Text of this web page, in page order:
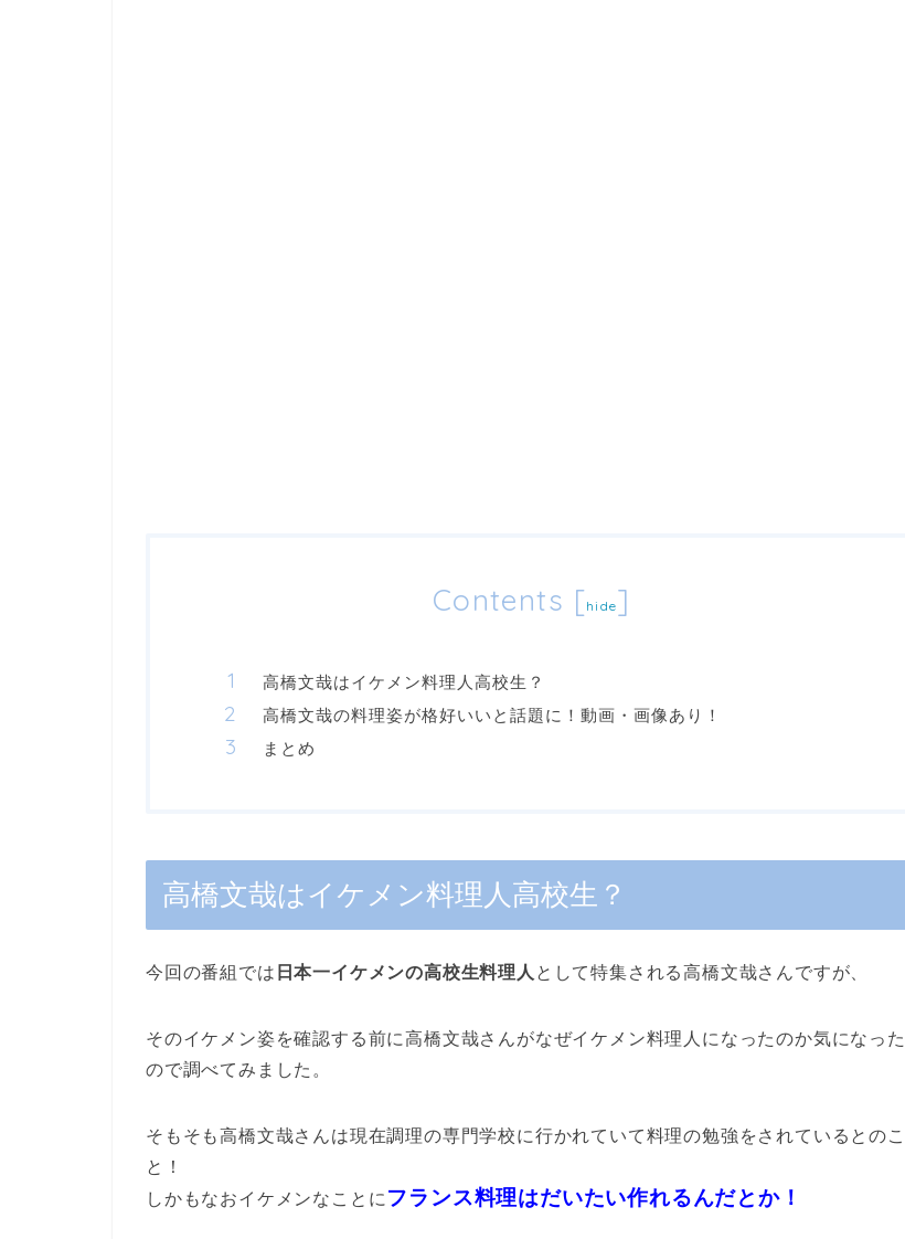
Contents [hide]
高橋文哉はイケメン料理人高校生？
高橋文哉の料理姿が格好いいと話題に！動画・画像あり！
まとめ
高橋文哉はイケメン料理人高校生？
今回の番組では 日本一イケメンの高校生料理人 として特集される高橋文哉さんですが、
そのイケメン姿を確認する前に高橋文哉さんがなぜイケメン料理人になったのか気になった
ので調べてみました。
そもそも高橋文哉さんは現在調理の専門学校に行かれていて料理の勉強をされているとのこ
と！
しかもなおイケメンなことに フランス料理はだいたい作れるんだとか！